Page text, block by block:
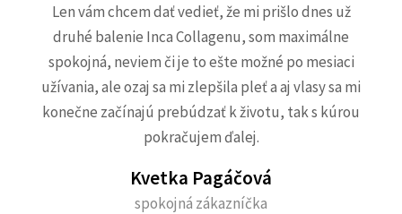
Len vám chcem dať vedieť, že mi prišlo dnes už
druhé balenie Inca Collagenu, som maximálne
spokojná, neviem či je to ešte možné po mesiaci
užívania, ale ozaj sa mi zlepšila pleť a aj vlasy sa mi
konečne začínajú prebúdzať k životu, tak s kúrou
pokračujem ďalej.
Kvetka Pagáčová
spokojná zákazníčka